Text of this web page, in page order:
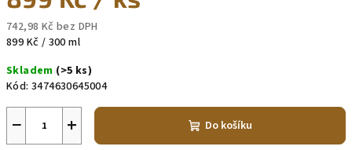
742,98 Kč bez DPH
Měrná
899 Kč / 300 ml
Skladem (>5 ks)
Kód: 3474630645004
+
− Do košíku